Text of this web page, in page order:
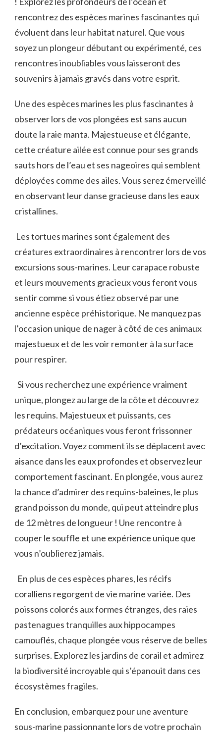
rencontrez des espèces marines fascinantes qui
évoluent dans leur habitat naturel. ‍Que vous
soyez un⁤ plongeur débutant ou expérimenté, ces
rencontres inoubliables vous ​laisseront des
souvenirs à jamais gravés dans ⁣votre esprit.
Une des espèces‍ marines les plus fascinantes à
observer lors de vos plongées est sans aucun
doute la raie⁢ manta. Majestueuse et élégante,
cette créature ailée est ​connue pour ses grands
sauts hors de ⁤l’eau et ses nageoires qui ‍semblent
déployées comme des​ ailes. Vous serez émerveillé
en observant leur danse gracieuse dans ‌les eaux
cristallines.
⁤ Les tortues marines sont également des
créatures⁣ extraordinaires à ‍rencontrer lors de‍ vos
excursions sous-marines. Leur carapace robuste
et leurs mouvements gracieux vous feront vous
sentir ⁤comme si vous étiez observé par une
ancienne espèce préhistorique. Ne manquez pas
l’occasion unique de nager à⁢ côté⁣ de ces animaux
majestueux et de les⁣ voir remonter à la surface
pour respirer. ⁤
⁤ ‌ Si vous recherchez une expérience vraiment ​
unique, plongez au large de la côte et découvrez
les requins. Majestueux et puissants, ces
prédateurs océaniques vous feront ‌frissonner
d’excitation. Voyez comment ils se déplacent avec
aisance dans les eaux profondes et observez leur
comportement fascinant. En ⁣plongée, ‌vous aurez
la chance d’admirer des requins-baleines, le plus
grand poisson du monde, qui ​peut atteindre‌ plus
de 12 ‌mètres de longueur ! Une rencontre à
couper le souffle et⁤ une expérience unique que
vous n’oublierez ⁤jamais.
⁣ ​ En⁢ plus⁤ de ces espèces phares, les récifs
coralliens regorgent de vie⁢ marine ‌variée. Des
poissons ‌colorés aux formes étranges, des ⁣raies
pastenagues tranquilles aux hippocampes
camouflés, chaque ⁢plongée vous ⁤réserve de belles
surprises. Explorez les jardins‌ de corail ⁤et admirez‌
la biodiversité incroyable qui s’épanouit​ dans ces
⁢écosystèmes fragiles.
En conclusion, embarquez ⁤pour une​ aventure
‌sous-marine passionnante lors de votre prochain